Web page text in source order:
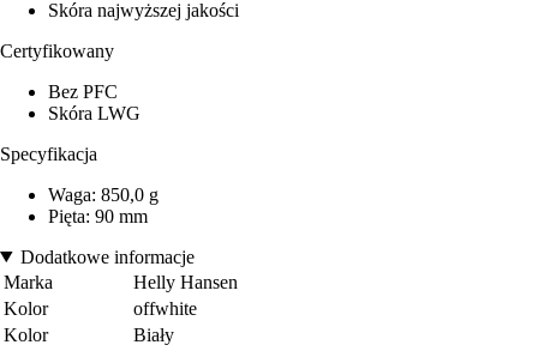
Skóra najwyższej jakości
Certyfikowany
Bez PFC
Skóra LWG
Specyfikacja
Waga: 850,0 g
Pięta: 90 mm
Dodatkowe informacje
Marka
Helly Hansen
Kolor
offwhite
Kolor
Biały